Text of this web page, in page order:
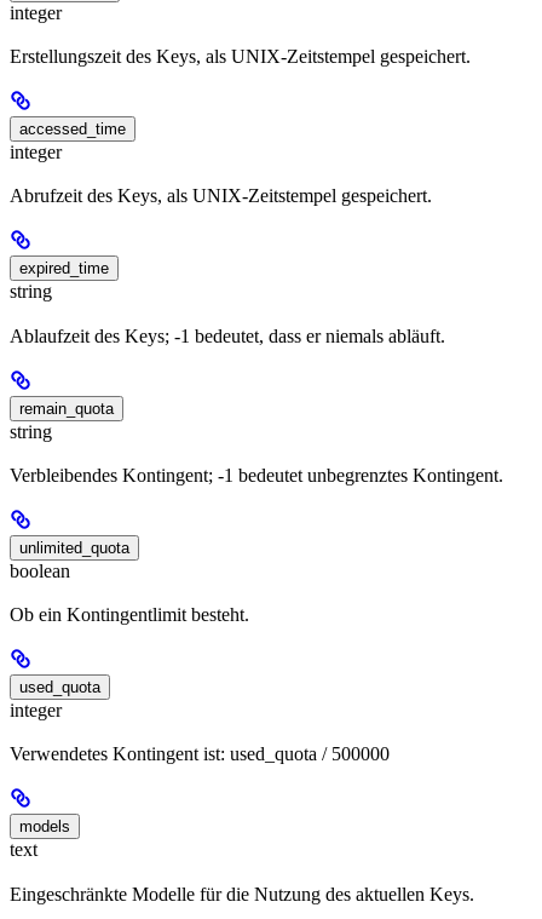
integer
Erstellungszeit des Keys, als UNIX-Zeitstempel gespeichert.
accessed_time
integer
Abrufzeit des Keys, als UNIX-Zeitstempel gespeichert.
expired_time
string
Ablaufzeit des Keys; -1 bedeutet, dass er niemals abläuft.
remain_quota
string
Verbleibendes Kontingent; -1 bedeutet unbegrenztes Kontingent.
unlimited_quota
boolean
Ob ein Kontingentlimit besteht.
used_quota
integer
Verwendetes Kontingent ist: used_quota / 500000
models
text
Eingeschränkte Modelle für die Nutzung des aktuellen Keys.